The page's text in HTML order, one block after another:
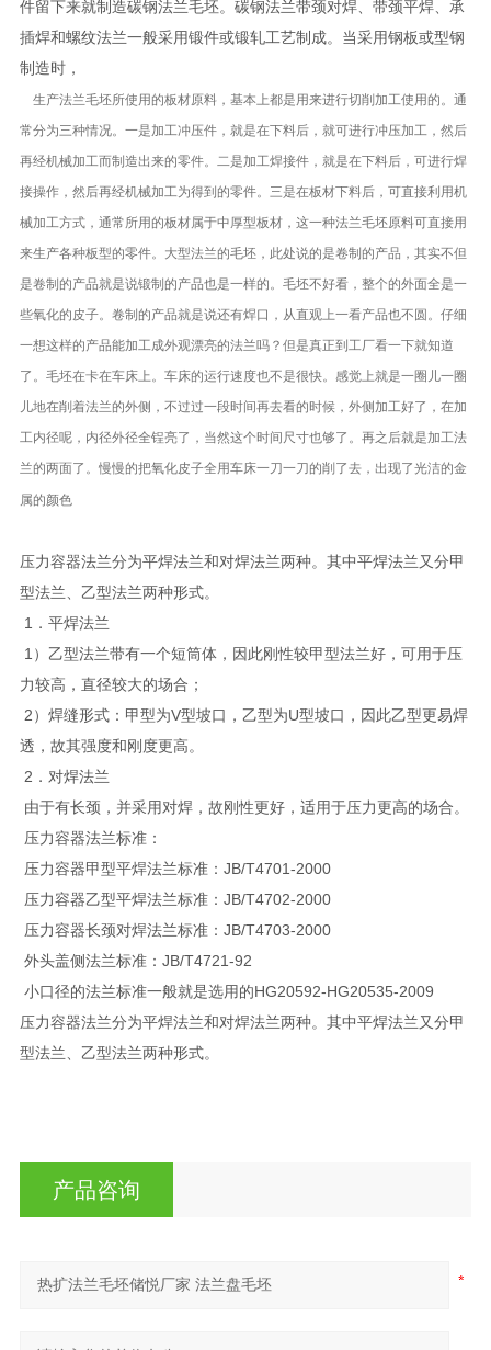
件留下来就制造碳钢法兰毛坯。碳钢法兰带颈对焊、带颈平焊、承
插焊和螺纹法兰一般采用锻件或锻轧工艺制成。当采用钢板或型钢
制造时，
生产法兰毛坯所使用的板材原料，基本上都是用来进行切削加工使用的。通
常分为三种情况。一是加工冲压件，就是在下料后，就可进行冲压加工，然后
再经机械加工而制造出来的零件。二是加工焊接件，就是在下料后，可进行焊
接操作，然后再经机械加工为得到的零件。三是在板材下料后，可直接利用机
械加工方式，通常所用的板材属于中厚型板材，这一种法兰毛坯原料可直接用
来生产各种板型的零件。大型法兰的毛坯，此处说的是卷制的产品，其实不但
是卷制的产品就是说锻制的产品也是一样的。毛坯不好看，整个的外面全是一
些氧化的皮子。卷制的产品就是说还有焊口，从直观上一看产品也不圆。仔细
一想这样的产品能加工成外观漂亮的法兰吗？但是真正到工厂看一下就知道
了。毛坯在卡在车床上。车床的运行速度也不是很快。感觉上就是一圈儿一圈
儿地在削着法兰的外侧，不过过一段时间再去看的时候，外侧加工好了，在加
工内径呢，内径外径全锃亮了，当然这个时间尺寸也够了。再之后就是加工法
兰的两面了。慢慢的把氧化皮子全用车床一刀一刀的削了去，出现了光洁的金
属的颜色
压力容器法兰分为平焊法兰和对焊法兰两种。其中平焊法兰又分甲
型法兰、乙型法兰两种形式。
1．平焊法兰
1）乙型法兰带有一个短筒体，因此刚性较甲型法兰好，可用于压
力较高，直径较大的场合；
2）焊缝形式：甲型为V型坡口，乙型为U型坡口，因此乙型更易焊
透，故其强度和刚度更高。
2．对焊法兰
由于有长颈，并采用对焊，故刚性更好，适用于压力更高的场合。
压力容器法兰标准：
压力容器甲型平焊法兰标准：JB/T4701-2000
压力容器乙型平焊法兰标准：JB/T4702-2000
压力容器长颈对焊法兰标准：JB/T4703-2000
外头盖侧法兰标准：JB/T4721-92
小口径的法兰标准一般就是选用的HG20592-HG20535-2009
压力容器法兰分为平焊法兰和对焊法兰两种。其中平焊法兰又分甲
型法兰、乙型法兰两种形式。
产品咨询